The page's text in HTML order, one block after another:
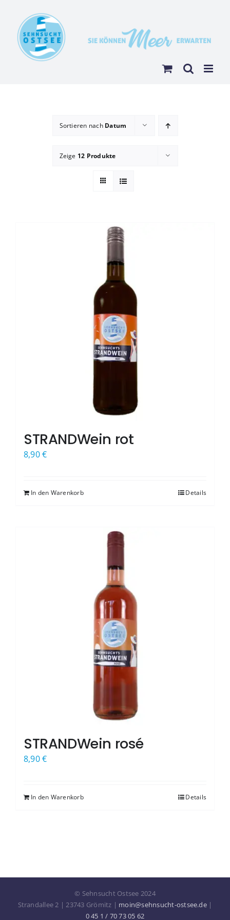
Inhalt
springen
Sortieren nach Datum
Zeige 12 Produkte
STRANDWein rot
8,90€
In den Warenkorb Details
STRANDWein rosé
8,90€
In den Warenkorb Details
© Sehnsucht Ostsee 2024
Strandallee 2 | 23743 Grömitz | moin@sehnsucht-ostsee.de|
0 45 1 / 70 73 05 62